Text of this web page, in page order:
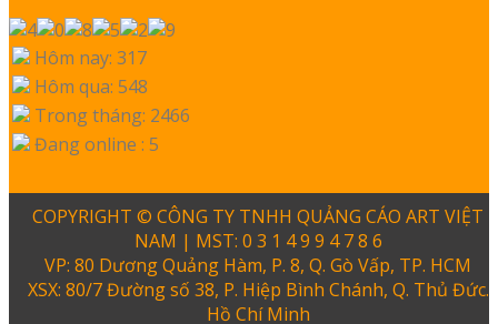
Hôm nay: 317
Hôm qua: 548
Trong tháng: 2466
Đang online : 5
COPYRIGHT © CÔNG TY TNHH QUẢNG CÁO ART VIỆT
NAM | MST: 0 3 1 4 9 9 4 7 8 6
VP: 80 Dương Quảng Hàm, P. 8, Q. Gò Vấp, TP. HCM
XSX: 80/7 Đường số 38, P. Hiệp Bình Chánh, Q. Thủ Đức.
Hồ Chí Minh